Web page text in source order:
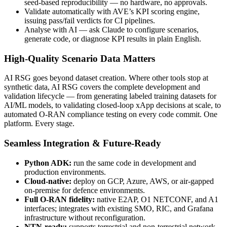
seed-based reproducibility — no hardware, no approvals.
Validate automatically with AVE’s KPI scoring engine,
issuing pass/fail verdicts for CI pipelines.
Analyse with AI — ask Claude to configure scenarios,
generate code, or diagnose KPI results in plain English.
High-Quality Scenario Data Matters
AI RSG goes beyond dataset creation. Where other tools stop at
synthetic data, AI RSG covers the complete development and
validation lifecycle — from generating labeled training datasets for
AI/ML models, to validating closed-loop xApp decisions at scale, to
automated O-RAN compliance testing on every code commit. One
platform. Every stage.
Seamless Integration & Future-Ready
Python ADK: run the same code in development and
production environments.
Cloud-native: deploy on GCP, Azure, AWS, orair-gapped
on-premise for defence environments.
Full O-RAN fidelity: native E2AP, O1 NETCONF, and A1
interfaces; integrates with existing SMO, RIC, and Grafana
infrastructure without reconfiguration.